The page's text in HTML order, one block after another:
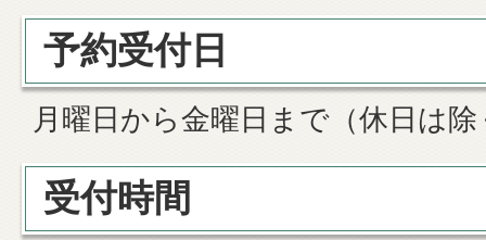
予約受付日
月曜日から金曜日まで（休日は除
受付時間